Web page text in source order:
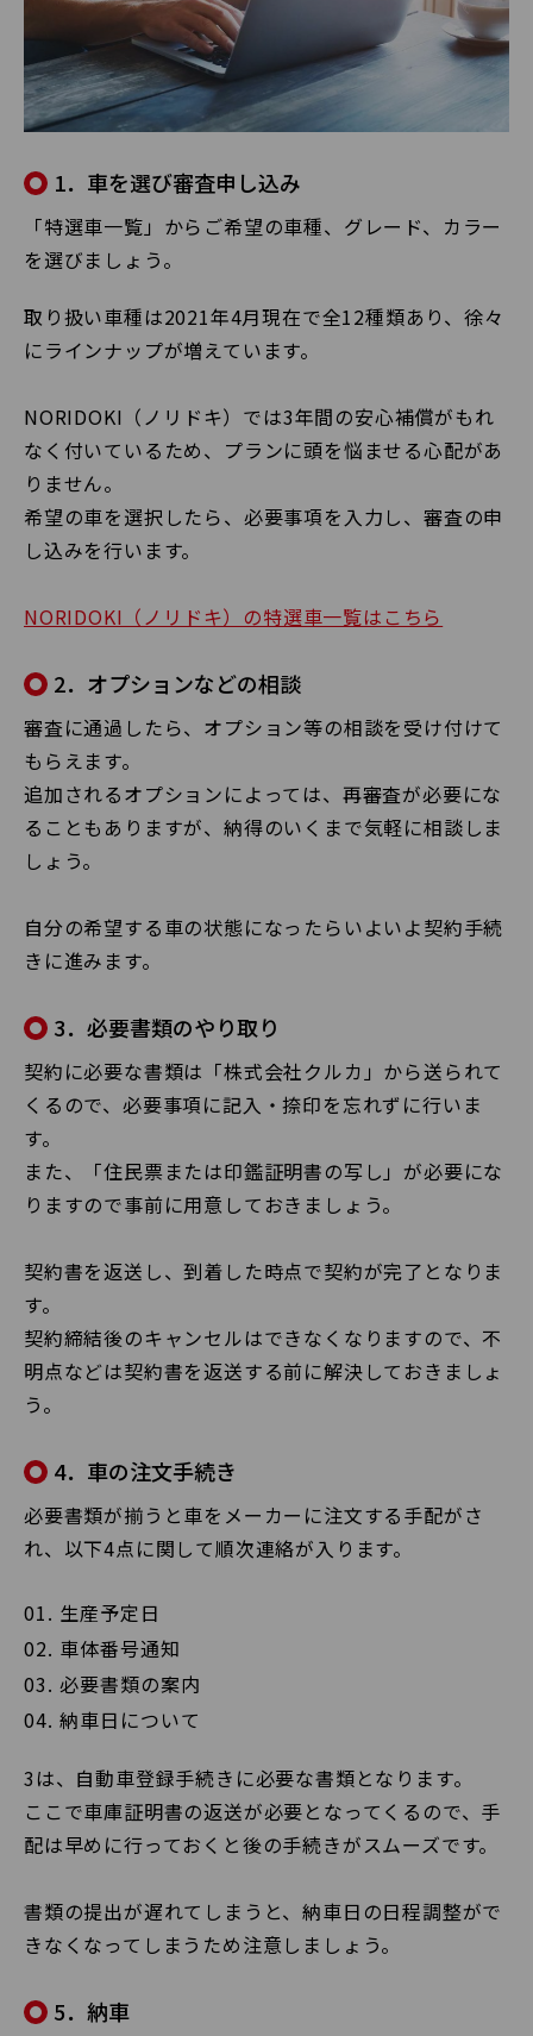
1．車を選び審査申し込み
「特選車一覧」からご希望の車種、グレード、カラー
を選びましょう。
取り扱い車種は2021年4月現在で全12種類あり、徐々
にラインナップが増えています。
NORIDOKI（ノリドキ）では3年間の安心補償がもれ
なく付いているため、プランに頭を悩ませる心配があ
りません。
希望の車を選択したら、必要事項を入力し、審査の申
し込みを行います。
NORIDOKI（ノリドキ）の特選車一覧はこちら
2．オプションなどの相談
審査に通過したら、オプション等の相談を受け付けて
もらえます。
追加されるオプションによっては、再審査が必要にな
ることもありますが、納得のいくまで気軽に相談しま
しょう。
自分の希望する車の状態になったらいよいよ契約手続
きに進みます。
3．必要書類のやり取り
契約に必要な書類は「株式会社クルカ」から送られて
くるので、必要事項に記入・捺印を忘れずに行いま
す。
また、「住民票または印鑑証明書の写し」が必要にな
りますので事前に用意しておきましょう。
契約書を返送し、到着した時点で契約が完了となりま
す。
契約締結後のキャンセルはできなくなりますので、不
明点などは契約書を返送する前に解決しておきましょ
う。
4．車の注文手続き
必要書類が揃うと車をメーカーに注文する手配がさ
れ、以下4点に関して順次連絡が入ります。
生産予定日
車体番号通知
必要書類の案内
納車日について
3は、自動車登録手続きに必要な書類となります。
ここで車庫証明書の返送が必要となってくるので、手
配は早めに行っておくと後の手続きがスムーズです。
書類の提出が遅れてしまうと、納車日の日程調整がで
きなくなってしまうため注意しましょう。
5．納車